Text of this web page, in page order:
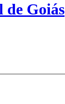
Goiás